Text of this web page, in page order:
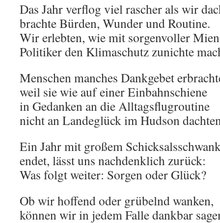
Das Jahr verflog viel rascher als wir
brachte Bürden, Wunder und Routine.
Wir erlebten, wie mit sorgenvoller
Politiker den Klimaschutz zunichte
Menschen manches Dankgebet
weil sie wie auf einer Einbahnschiene
in Gedanken an die Alltagsflugroutine
nicht an Landeglück im Hudson
Ein Jahr mit großem
endet, lässt uns nachdenklich zurück:
Was folgt weiter: Sorgen oder Glück?
Ob wir hoffend oder grübelnd wanken,
können wir in jedem Falle dankbar